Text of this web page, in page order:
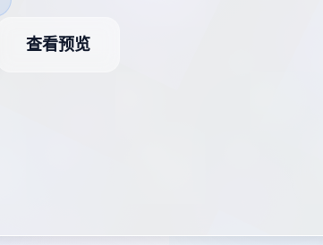
查看预览